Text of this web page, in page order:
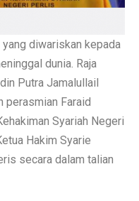
yang diwariskan kepada
dunia. Raja
Putra Jamalullail
perasmian Faraid
Syariah Negeri
Hakim Syarie
secara dalam talian